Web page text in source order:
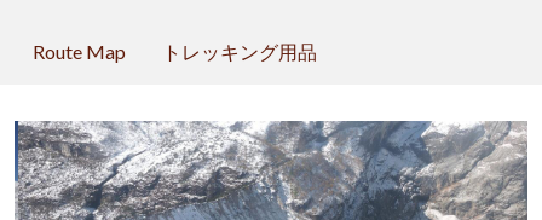
Route Map トレッキング用品